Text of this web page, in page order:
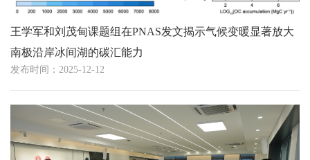
王学军和刘茂甸课题组在PNAS发文揭示气候变暖显著放大
南极沿岸冰间湖的碳汇能力
发布时间：2025-12-12